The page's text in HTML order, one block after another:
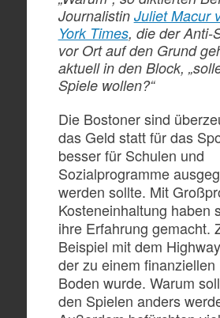
Journalistin Juliet Macur
York Times, die der Anti-
vor Ort auf den Grund
aktuell in den Block,
Spiele wollen?“
Die Bostoner sind
das Geld statt für das
besser für Schulen und
Sozialprogramme
werden sollte. Mit
Kosteneinhaltung haben
ihre Erfahrung gemacht.
Beispiel mit dem
der zu einem finanziellen
Boden wurde. Warum
den Spielen anders